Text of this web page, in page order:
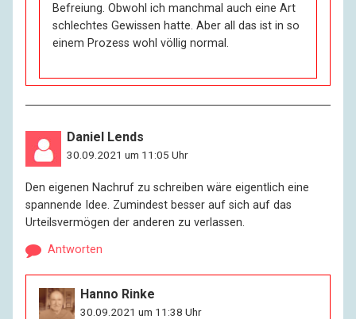
Befreiung. Obwohl ich manchmal auch eine Art
schlechtes Gewissen hatte. Aber all das ist in so
einem Prozess wohl völlig normal.
Daniel Lends
30.09.2021 um 11:05 Uhr
Den eigenen Nachruf zu schreiben wäre eigentlich eine
spannende Idee. Zumindest besser auf sich auf das
Urteilsvermögen der anderen zu verlassen.
Antworten
Hanno Rinke
30.09.2021 um 11:38 Uhr